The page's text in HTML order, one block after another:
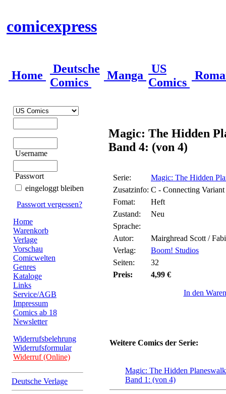
comicexpress
Home
Deutsche
Comics
Manga
US
Comics
Username
Passwort
eingeloggt bleiben
Passwort vergessen?
Home
Warenkorb
Verlage
Vorschau
Comicwelten
Genres
Kataloge
Links
Service/AGB
Impressum
Comics ab 18
Newsletter
Widerrufsbelehrung
Widerrufsformular
Widerruf (Online)
Deutsche Verlage
Magic: The Hidden
Band 4: (von 4)
Serie:
Magic: The Hidden
Zusatzinfo: C - Connecting
Fomat:
Heft
Zustand:
Neu
Sprache:
Autor:
Mairghread Scott /
Verlag:
Boom! Studios
Seiten:
32
Preis:
4,99 €
In den
Weitere Comics der Serie:
Magic: The Hidden
Band 1: (von 4)